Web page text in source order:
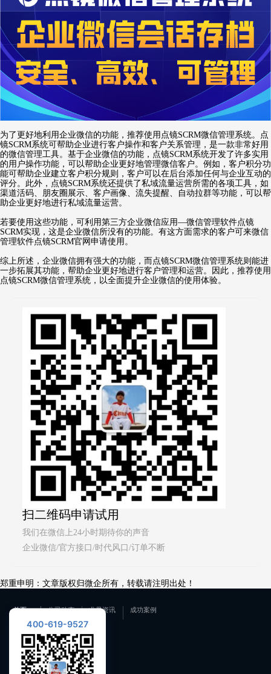
为了更好地利用企业微信的功能，推荐使用点镜SCRM微信管理系统。点
镜SCRM系统可帮助企业进行客户操作和客户关系管理，是一款非常好用
的微信管理工具。基于企业微信的功能，点镜SCRM系统开发了许多实用
的用户操作功能，可以帮助企业更好地管理微信客户。例如，客户积分功
能可帮助企业建立客户积分规则，客户可以在后台添加任何与企业互动的
评分。此外，点镜SCRM系统还提供了私域流量运营所需的各项工具，如
渠道活码、朋友圈展示、客户画像、流失提醒、自动拉群等功能，可以帮
助企业更好地进行私域流量运营。
若要使用这些功能，可利用第三方企业微信应用—微信管理软件点镜
SCRM实现，这是企业微信所没有的功能。有这方面需求的客户可来微信
管理软件点镜SCRM官网申请使用。
综上所述，企业微信拥有强大的功能，而点镜SCRM微信管理系统则能进
一步拓展其功能，帮助企业更好地进行客户管理和运营。因此，推荐使用
点镜SCRM微信管理系统，以全面提升企业微信的使用体验。
扫二维码申请试用
我们在微信上24小时期待你的声音
企业微信/官方接口/时代风口/订单不断
郑重申明：文章版权归微企所有，转载请注明出处！
首页 公司动态 业界资讯 成功案例
联系我们
400-619-9527
400-619-9527